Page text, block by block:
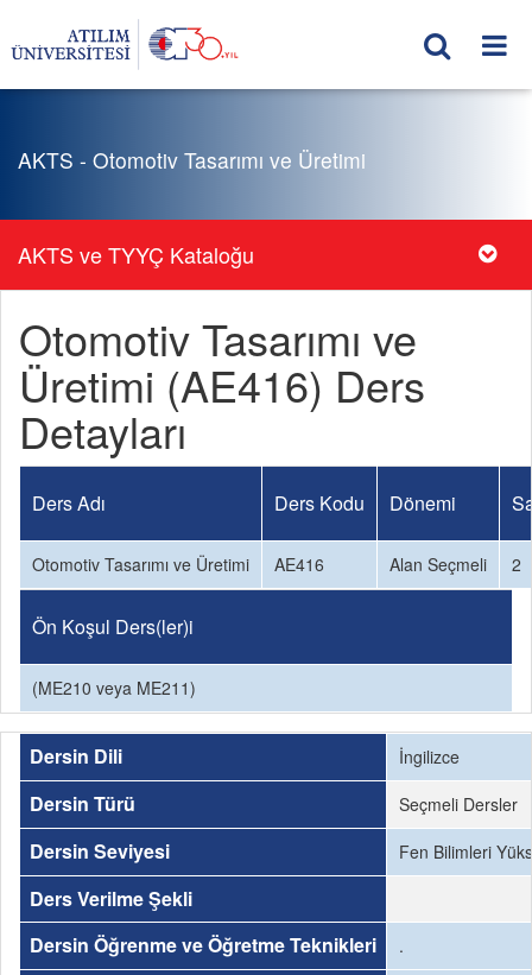
AKTS - Otomotiv Tasarımı ve Üretimi
AKTS ve TYYÇ Kataloğu
Otomotiv Tasarımı ve
Üretimi (AE416) Ders
Detayları
Ders Adı Ders Kodu Dönemi
Otomotiv Tasarımı ve Üretimi AE416 Alan Seçmeli 2
Ön Koşul Ders(ler)i
(ME210 veya ME211)
Dersin Dili İngilizce
Dersin Türü Seçmeli Dersler
Dersin Seviyesi Fen Bilimleri
Ders Verilme Şekli
Dersin Öğrenme ve Öğretme Teknikleri
.